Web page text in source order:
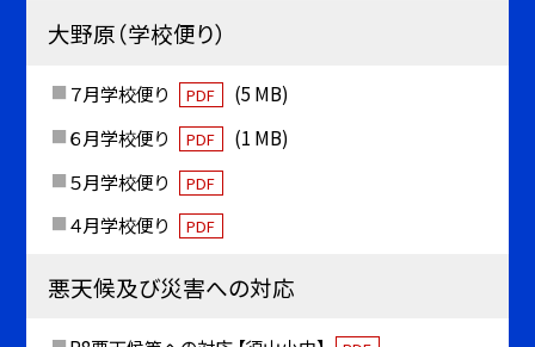
大野原（学校便り）
７月学校便り PDF
(5 MB)
６月学校便り
PDF
(1 MB)
５月学校便り
PDF
４月学校便り PDF
悪天候及び災害への対応